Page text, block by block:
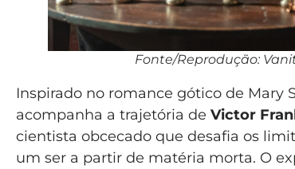
Fonte/Reprodução:
Inspirado no romance gótico de Mary
acompanha a trajetória de Victor
cientista obcecado que desafia os
um ser a partir de matéria morta. O